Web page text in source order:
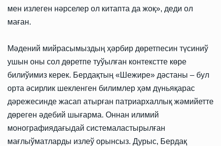
мен излеген нәрселер ол китапта да жоқ», деди ол
маған.
Мәдений мийрасымыздың ҳәрбир дөретпесин түсиниў
ушын оны сол дөретпе туўылған контекстте көре
билиўимиз керек. Бердақтың «Шежире» дәстаны – бул
орта әсирлик шекленген билимлер ҳәм дүньяқарас
дәрежесинде жасап атырған патриархаллық жәмийетте
дөреген әдебий шығарма. Оннан илимий
монографиядағыдай системаластырылған
мағлыўматларды излеў орынсыз. Дурыс, Бердақ